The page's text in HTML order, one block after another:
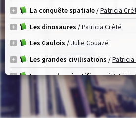
La conquête spatiale/Patricia
Les dinosaures /Patricia Crété
Les Gaulois / Julie Gouazé
Les grandes civilisations /Patricia
Les grands scientifiques/Patricia
Histoire des Égyptiens/Clémentine
Histoire de France, 1. Préhistoire
/